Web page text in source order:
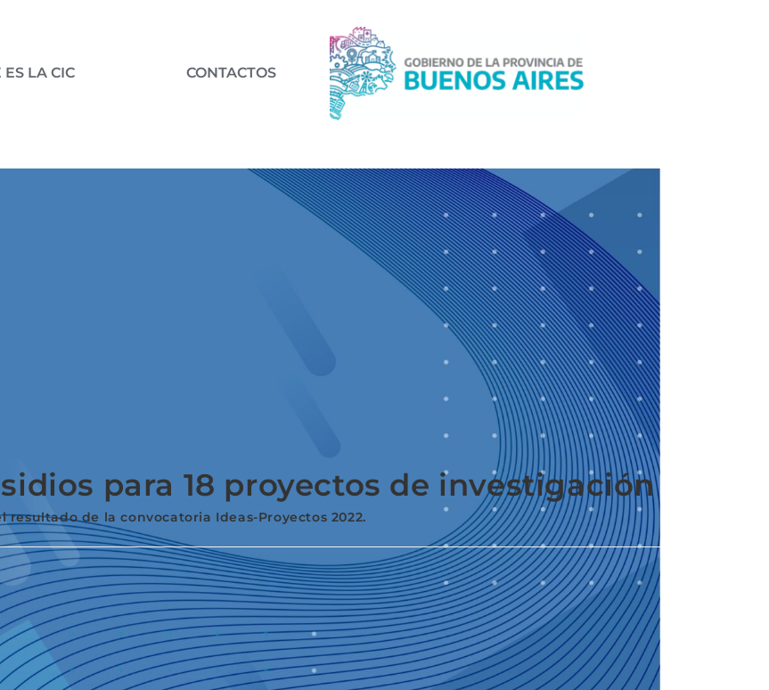
ES LA CIC CONTACTOS
para 18 proyectos de investigación
resultado de la convocatoria Ideas-Proyectos 2022.